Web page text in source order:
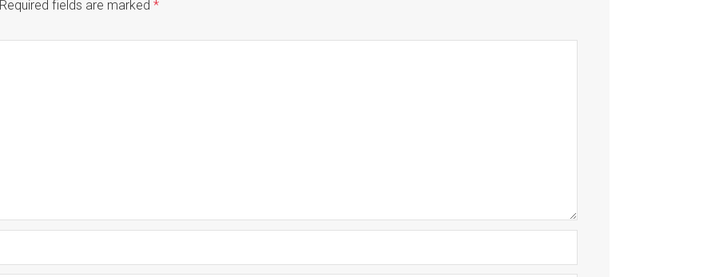
Required fields are marked *